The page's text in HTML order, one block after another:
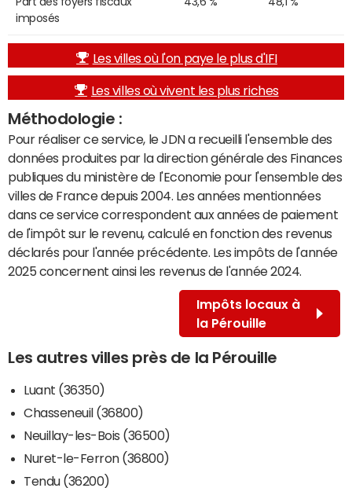
imposés
Les villes où l'on paye le plus d'IFI
Les villes où vivent les plus riches
Méthodologie :
Pour réaliser ce service, le JDN a recueilli l'ensemble des
données produites par la direction générale des Finances
publiques du ministère de l'Economie pour l'ensemble des
villes de France depuis 2004. Les années mentionnées
dans ce service correspondent aux années de paiement
de l'impôt sur le revenu, calculé en fonction des revenus
déclarés pour l'année précédente. Les impôts de l'année
2025 concernent ainsi les revenus de l'année 2024.
Impôts locaux à
la Pérouille
Les autres villes près de la Pérouille
Luant (36350)
Chasseneuil (36800)
Neuillay-les-Bois (36500)
Nuret-le-Ferron (36800)
Tendu (36200)